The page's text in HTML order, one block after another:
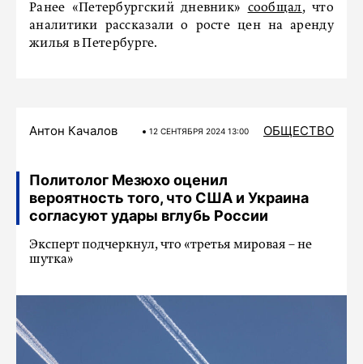
Ранее «Петербургский дневник» сообщал, что
аналитики рассказали о росте цен на аренду
жилья в Петербурге.
Антон Качалов 12 СЕНТЯБРЯ 2024 13:00 ОБЩЕСТВО
Политолог Мезюхо оценил
вероятность того, что США и Украина
согласуют удары вглубь России
Эксперт подчеркнул, что «третья мировая – не
шутка»